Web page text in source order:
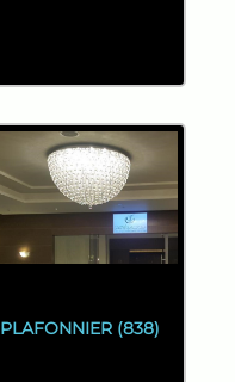
PLAFONNIER (838)